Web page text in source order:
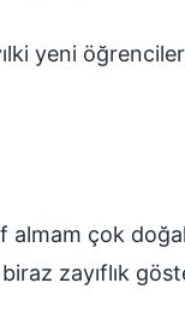
yeni
almam çok
zayıflık